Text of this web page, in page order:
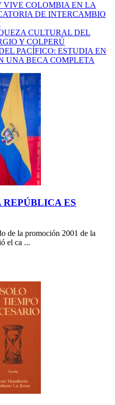
VIVE COLOMBIA EN LA
DE INTERCAMBIO
CULTURAL DEL
Y COLPERÚ
PACÍFICO: ESTUDIA EN
UNA BECA COMPLETA
ES
de la promoción 2001 de la
el ca ...